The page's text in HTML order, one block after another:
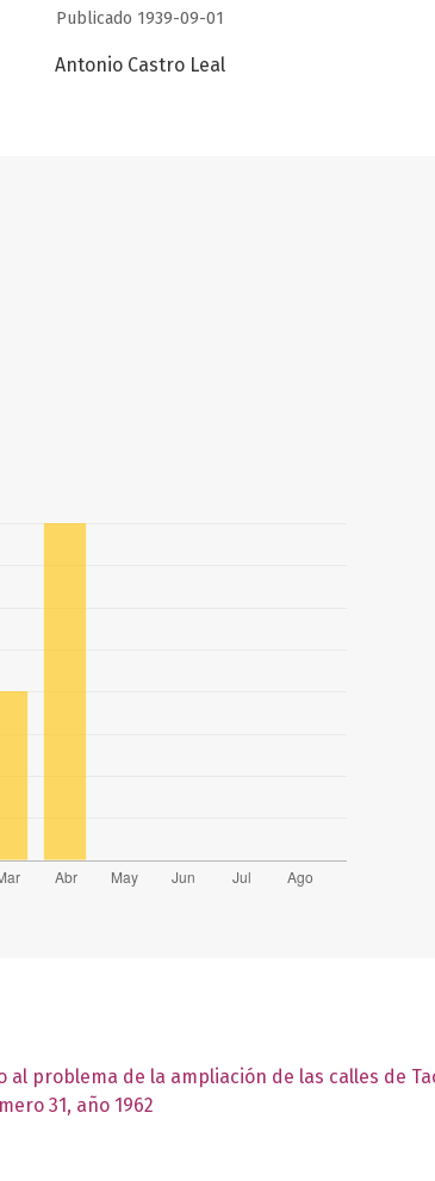
Publicado 1939-09-01
Antonio Castro Leal
al problema de la ampliación de las calles de
31, año 1962